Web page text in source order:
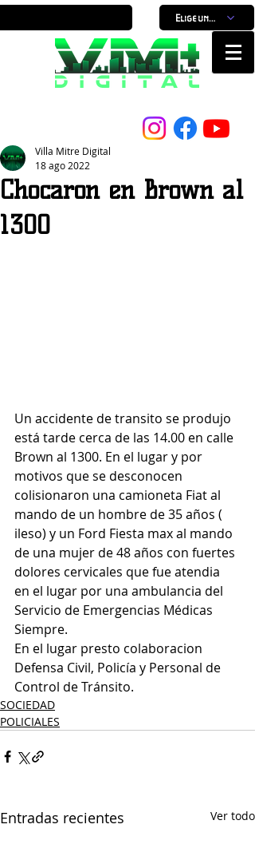
Elige un horario
Chocaron en Brown al
1300
Villa Mitre Digital
18 ago 2022
Un accidente de transito se produjo
está tarde cerca de las 14.00 en calle
Brown al 1300. En el lugar y por
motivos que se desconocen
colisionaron una camioneta Fiat al
mando de un hombre de 35 años (
ileso) y un Ford Fiesta max al mando
de una mujer de 48 años con fuertes
dolores cervicales que fue atendia
en el lugar por una ambulancia del
Servicio de Emergencias Médicas
Siempre.
En el lugar presto colaboracion
Defensa Civil, Policía y Personal de
Control de Tránsito.
SOCIEDAD
POLICIALES
Entradas recientes Ver todo